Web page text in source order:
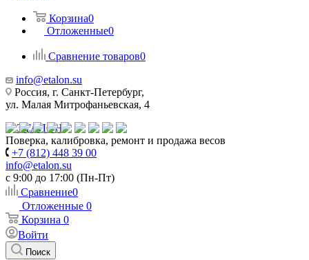
Корзина0
Отложенные0
Сравнение товаров0
info@etalon.su
Россия, г. Санкт-Петербург,
ул. Малая Митрофаньевская, 4
Поверка, калибровка, ремонт и продажа весов
+7 (812) 448 39 00
info@etalon.su
c 9:00 до 17:00 (Пн-Пт)
Сравнение0
Отложенные 0
Корзина 0
Войти
Поиск